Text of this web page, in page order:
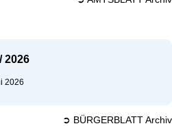
2026
2026
➲ BÜRGERBLATT Archiv